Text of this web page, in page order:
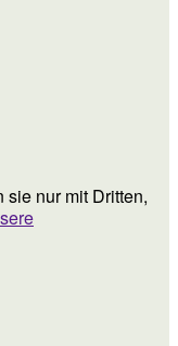
nur mit Dritten,